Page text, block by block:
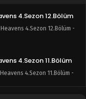
4.Sezon 12.Bölüm
4.Sezon 12.Bölüm -
4.Sezon 11.Bölüm
4.Sezon 11.Bölüm -